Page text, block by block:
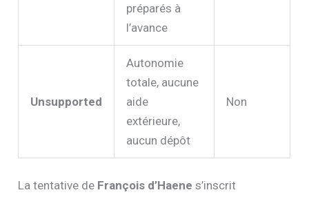
préparés à
l’avance
Unsupported
Autonomie
totale, aucune
aide
extérieure,
aucun dépôt
Non
La tentative de François d’Haene s’inscrit